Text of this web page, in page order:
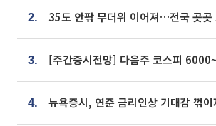
2.
3.
4.